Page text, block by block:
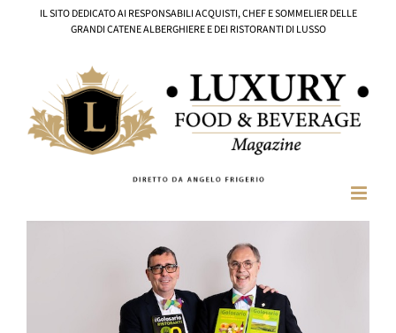
IL SITO DEDICATO AI RESPONSABILI ACQUISTI, CHEF E SOMMELIER DELLE
GRANDI CATENE ALBERGHIERE E DEI RISTORANTI DI LUSSO